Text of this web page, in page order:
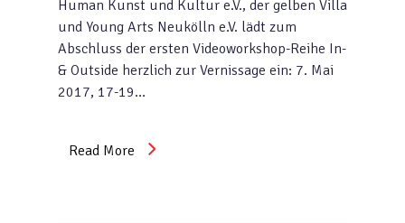
Human Kunst und Kultur e.V., der gelben Villa
und Young Arts Neukölln e.V. lädt zum
Abschluss der ersten Videoworkshop-Reihe In-
& Outside herzlich zur Vernissage ein: 7. Mai
2017, 17-19…
Read More